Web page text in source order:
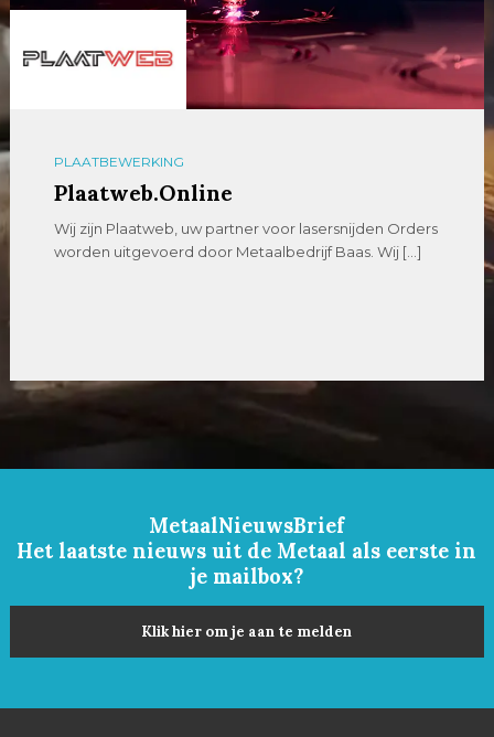
PLAATBEWERKING
Plaatweb.Online
Wij zijn Plaatweb, uw partner voor lasersnijden Orders
worden uitgevoerd door Metaalbedrijf Baas. Wij […]
MetaalNieuwsBrief
Het laatste nieuws uit de Metaal als eerste in
je mailbox?
Klik hier om je aan te melden